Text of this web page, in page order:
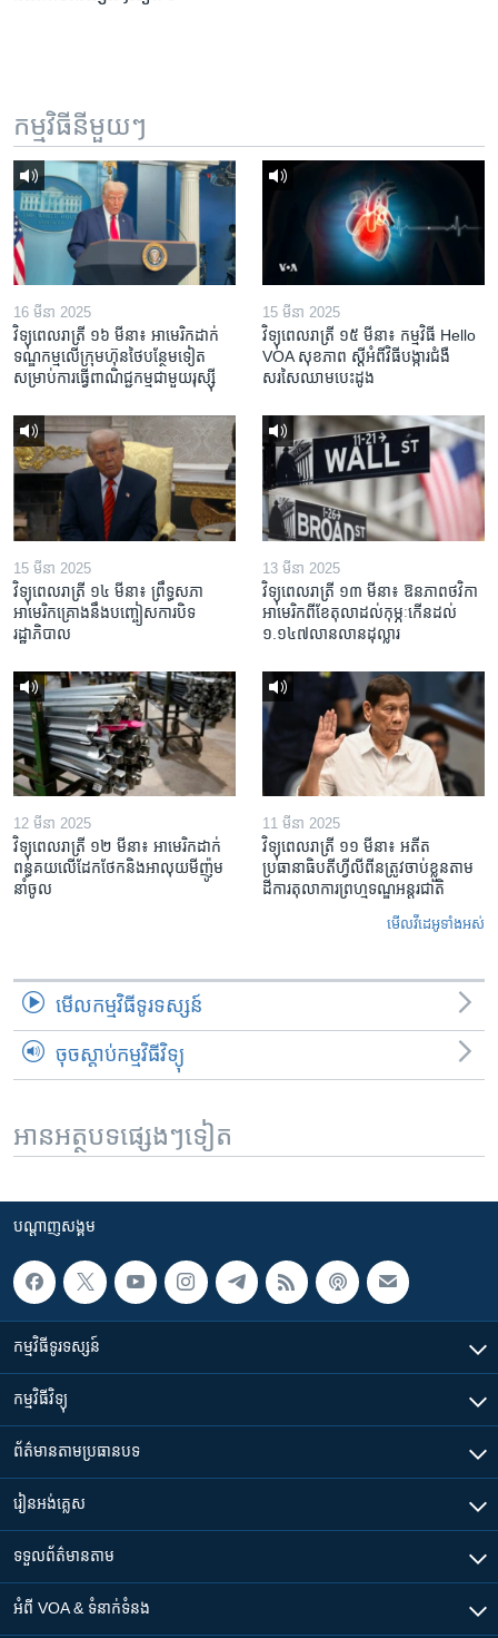
កម្មវិធី​នីមួយៗ
16 មីនា 2025
វិទ្យុពេលរាត្រី ១៦ មីនា៖ អាមេរិក​ដាក់​
ទណ្ឌកម្ម​លើ​ក្រុមហ៊ុន​ថៃ​បន្ថែម​ទៀត​
សម្រាប់​ការ​ធ្វើ​ពាណិជ្ជកម្ម​ជាមួយ​រុស្ស៊ី
15 មីនា 2025
វិទ្យុពេលរាត្រី ១៥ មីនា៖ កម្មវិធី ​Hello
VOA សុខភាព ស្ដី​អំពី​វិធី​បង្ការ​ជំងឺ​
សរសៃ​ឈាម​បេះដូង
15 មីនា 2025
វិទ្យុពេលរាត្រី ១៤ មីនា៖ ព្រឹទ្ធសភា
អាមេរិកគ្រោងនឹងបញ្ចៀសការបិទ
រដ្ឋាភិបាល
13 មីនា 2025
វិទ្យុពេលរាត្រី ១៣ មីនា៖ ឱនភាព​ថវិកា​
អាមេរិក​ពី​ខែ​តុលា​ដល់​កុម្ភៈ​កើន​ដល់​
១.១៤៧​លានលាន​ដុល្លារ
12 មីនា 2025
វិទ្យុពេលរាត្រី ១២ មីនា៖ អាមេរិក​ដាក់​
ពន្ធគយ​លើ​ដែកថែក​និង​អាលុយ​មីញ៉ូម​
នាំចូល
11 មីនា 2025
វិទ្យុពេលរាត្រី ១១ មីនា៖ អតីត​
ប្រធានាធិបតីហ្វីលីពីន​ត្រូវ​ចាប់ខ្លួនតាម
ដីការ​តុលាការ​ព្រហ្មទណ្ឌ​អន្តរជាតិ
មើល​វីដេអូ​ទាំង​អស់
មើល​កម្មវិធី​ទូរទស្សន៍
ចុចស្តាប់កម្មវិធីវិទ្យុ
អានអត្ថបទផ្សេងៗទៀត
បណ្តាញ​សង្គម
កម្មវិធី​ទូរទស្សន៍
កម្មវិធី​វិទ្យុ
ព័ត៌មាន​តាមប្រធានបទ​
រៀន​​អង់គ្លេស
ទទួល​ព័ត៌មាន​តាម
អំពី​ VOA & ទំនាក់ទំនង